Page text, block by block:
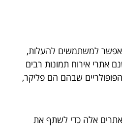
למשתמשים להעלות,
אתרי אירוח תמונות רבים
שבהם הם פליקר,
אלה כדי לשתף את